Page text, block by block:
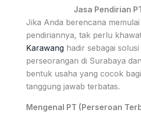
Jasa Pendirian
Jika Anda berencana
pendiriannya, tak perlu
Karawang hadir sebagai
perseorangan di Surabaya
bentuk usaha yang cocok
tanggung jawab terbatas.
Mengenal PT (Perseroan